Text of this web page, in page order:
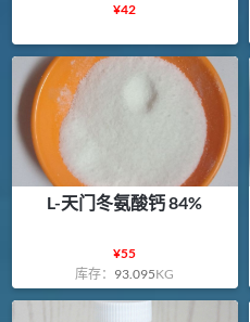
¥42
L-天门冬氨酸钙 84%
¥55
库存： 93.095KG